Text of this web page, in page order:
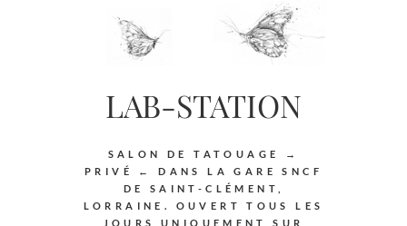
LAB-STATION
SALON DE TATOUAGE →
PRIVÉ ← DANS LA GARE SNCF
DE SAINT-CLÉMENT,
LORRAINE. OUVERT TOUS LES
JOURS UNIQUEMENT SUR